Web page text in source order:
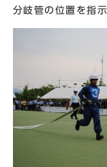
分岐管の位置を指